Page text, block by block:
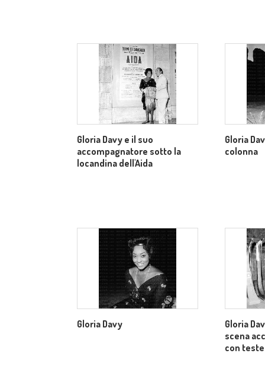
Gloria Davy e il suo
accompagnatore sotto la
locandina dell'Aida
Gloria
colonna
Gloria Davy
Gloria
scena
con